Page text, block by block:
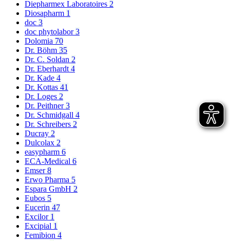
Diepharmex Laboratoires 2
Diosapharm 1
doc 3
doc phytolabor3
Dolomia 70
Dr. Böhm 35
Dr. C. Soldan 2
Dr. Eberhardt 4
Dr. Kade 4
Dr. Kottas 41
Dr. Loges 2
Dr. Peithner3
Dr. Schmidgall 4
Dr. Schreibers 2
Ducray 2
Dulcolax 2
easypharm 6
ECA-Medical 6
Emser8
Erwo Pharma 5
Espara GmbH 2
Eubos 5
Eucerin 47
Excilor 1
Excipial 1
Femibion 4